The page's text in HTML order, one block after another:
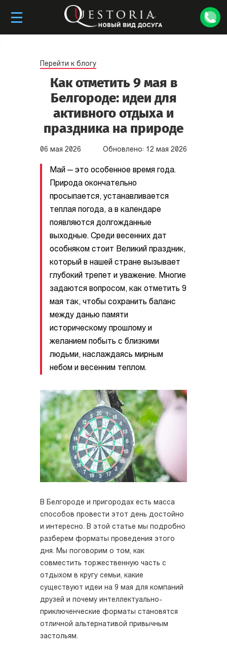
Перейти к блогу
Как отметить 9 мая в
Белгороде: идеи для
активного отдыха и
праздника на природе
06 мая 2026 Обновлено: 12 мая 2026
Май — это особенное время года.
Природа окончательно
просыпается, устанавливается
теплая погода, а в календаре
появляются долгожданные
выходные. Среди весенних дат
особняком стоит Великий праздник,
который в нашей стране вызывает
глубокий трепет и уважение. Многие
задаются вопросом, как отметить 9
мая так, чтобы сохранить баланс
между данью памяти
историческому прошлому и
желанием побыть с близкими
людьми, наслаждаясь мирным
небом и весенним теплом.
В Белгороде и пригородах есть масса
способов провести этот день достойно
и интересно. В этой статье мы подробно
разберем форматы проведения этого
дня. Мы поговорим о том, как
совместить торжественную часть с
отдыхом в кругу семьи, какие
существуют идеи на 9 мая для компаний
друзей и почему интеллектуально-
приключенческие форматы становятся
отличной альтернативой привычным
застольям.